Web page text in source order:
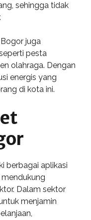
sehingga tidak
juga
pesta
olahraga. Dengan
energis yang
di kota ini.
berbagai aplikasi
Dalam sektor
menjamin